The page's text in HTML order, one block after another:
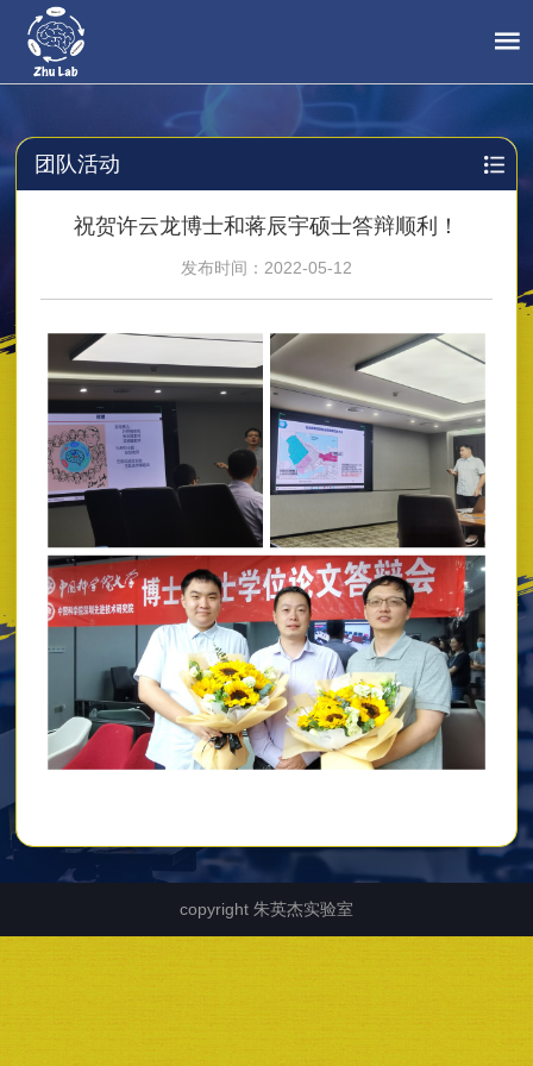
团队活动
祝贺许云龙博士和蒋辰宇硕士答辩顺利！
发布时间：2022-05-12
copyright 朱英杰实验室